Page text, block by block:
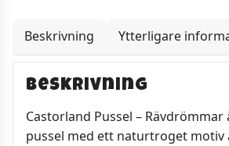
Beskrivning Ytterligare
Beskrivning
Castorland Pussel –
pussel med ett naturtroget motiv